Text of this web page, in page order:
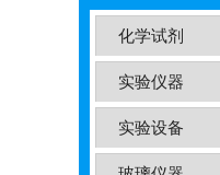
化学试剂
实验仪器
实验设备